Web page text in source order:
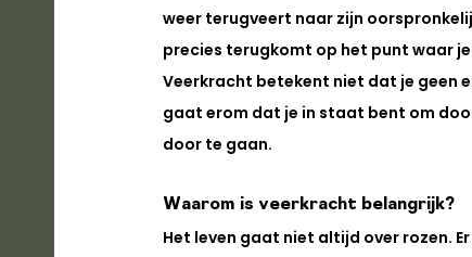
weer terugveert naar zijn
precies terugkomt op het punt waar
Veerkracht betekent niet dat je geen
gaat erom dat je in staat bent om
door te gaan.
Waarom is veerkracht belangrijk?
Het leven gaat niet altijd over rozen.